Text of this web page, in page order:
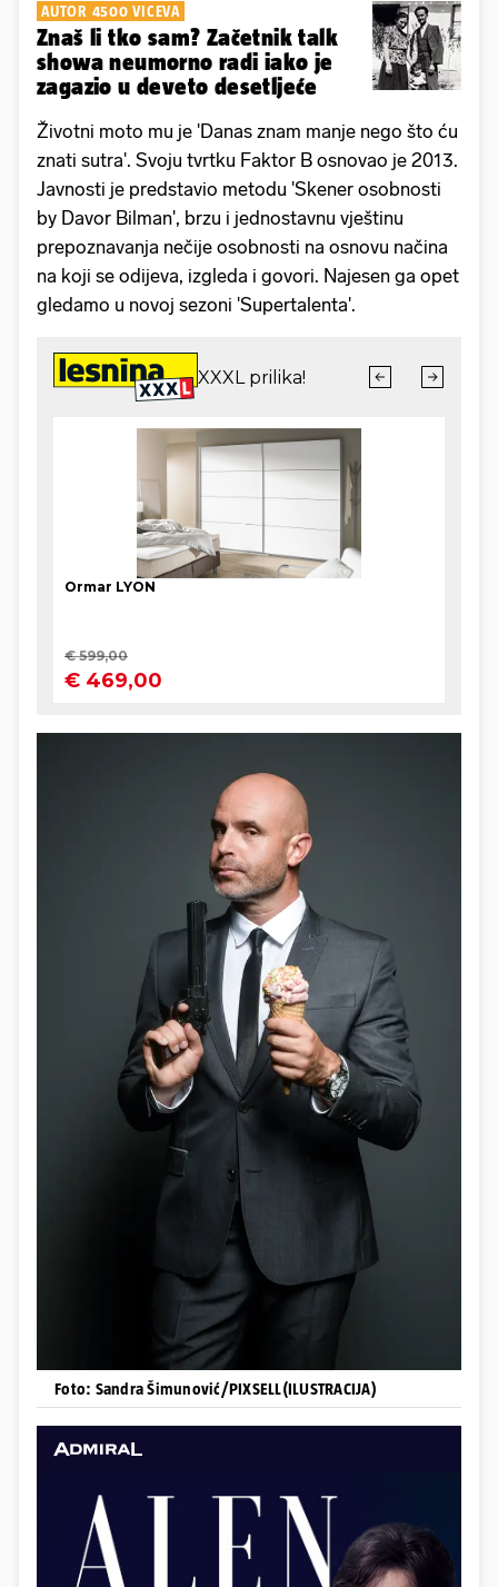
AUTOR 4500 VICEVA
Znaš li tko sam? Začetnik talk
showa neumorno radi iako je
zagazio u deveto desetljeće
Životni moto mu je 'Danas znam manje nego što ću
znati sutra'. Svoju tvrtku Faktor B osnovao je 2013.
Javnosti je predstavio metodu 'Skener osobnosti
by Davor Bilman', brzu i jednostavnu vještinu
prepoznavanja nečije osobnosti na osnovu načina
na koji se odijeva, izgleda i govori. Najesen ga opet
gledamo u novoj sezoni 'Supertalenta'.
Foto: Sandra Šimunović/PIXSELL(ILUSTRACIJA)